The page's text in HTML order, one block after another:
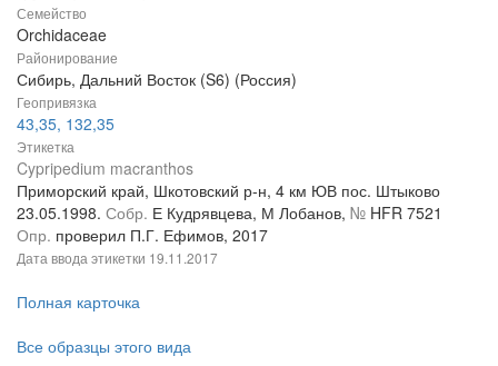
Семейство
Orchidaceae
Районирование
Сибирь, Дальний Восток (S6) (Россия)
Геопривязка
43,35, 132,35
Этикетка
Cypripedium macranthos
Приморский край, Шкотовский р-н, 4 км ЮВ пос. Штыково
23.05.1998. Собр. Е Кудрявцева, М Лобанов, № HFR 7521
Опр. проверил П.Г. Ефимов, 2017
Дата ввода этикетки 19.11.2017
Полная карточка
Все образцы этого вида